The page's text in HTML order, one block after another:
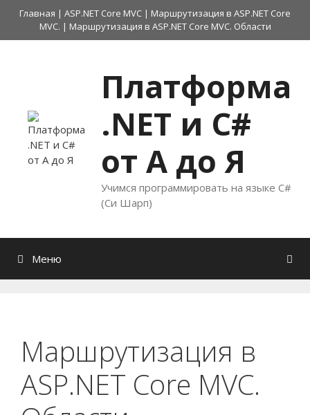
Перейти
содержимому
Главная | ASP.NET Core MVC | Маршрутизация в ASP.NET Core
MVC. | Маршрутизация в ASP.NET Core MVC. Области
Платформа
.NET и C#
от А до Я
Учимся программировать на языке C#
(Си Шарп)
Меню
Маршрутизация в
ASP.NET Core MVC.